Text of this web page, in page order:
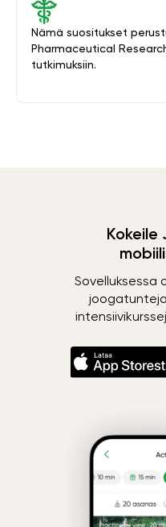
Nämä suositukset
Pharmaceutical
tutkimuksiin.
Kokeile
Sovelluksessa